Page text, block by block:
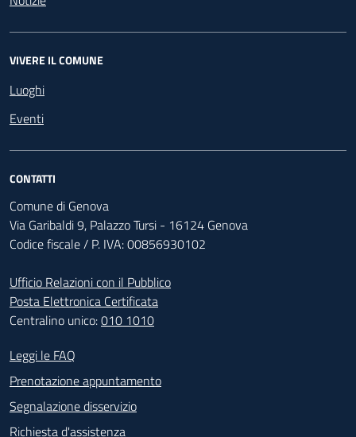
VIVERE IL COMUNE
Luoghi
Eventi
CONTATTI
Comune di Genova
Via Garibaldi 9, Palazzo Tursi - 16124 Genova
Codice fiscale / P. IVA: 00856930102
Ufficio Relazioni con il Pubblico
Posta Elettronica Certificata
Centralino unico:010 1010
Footer - Contatti
Leggi le FAQ
Prenotazione appuntamento
Segnalazione disservizio
Richiesta d'assistenza